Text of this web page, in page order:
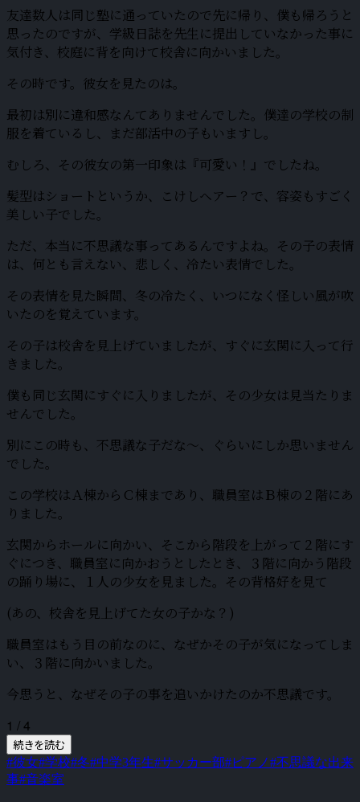
友達数人は同じ塾に通っていたので先に帰り、僕も帰ろうと
思ったのですが、学級日誌を先生に提出していなかった事に
気付き、校庭に背を向けて校舎に向かいました。
その時です。彼女を見たのは。
最初は別に違和感なんてありませんでした。僕達の学校の制
服を着ているし、まだ部活中の子もいますし。
むしろ、その彼女の第一印象は『可愛い！』でしたね。
髪型はショートというか、こけしヘアー？で、容姿もすごく
美しい子でした。
ただ、本当に不思議な事ってあるんですよね。その子の表情
は、何とも言えない、悲しく、冷たい表情でした。
その表情を見た瞬間、冬の冷たく、いつになく怪しい風が吹
いたのを覚えています。
その子は校舎を見上げていましたが、すぐに玄関に入って行
きました。
僕も同じ玄関にすぐに入りましたが、その少女は見当たりま
せんでした。
別にこの時も、不思議な子だな〜、ぐらいにしか思いません
でした。
この学校はＡ棟からＣ棟まであり、職員室はＢ棟の２階にあ
りました。
玄関からホールに向かい、そこから階段を上がって２階にす
ぐにつき、職員室に向かおうとしたとき、３階に向かう階段
の踊り場に、１人の少女を見ました。その背格好を見て
(あの、校舎を見上げてた女の子かな？)
職員室はもう目の前なのに、なぜかその子が気になってしま
い、３階に向かいました。
今思うと、なぜその子の事を追いかけたのか不思議です。
1 / 4
続きを読む
#彼女#学校#冬#中学3年生#サッカー部#ピアノ#不思議な出来
事#音楽室